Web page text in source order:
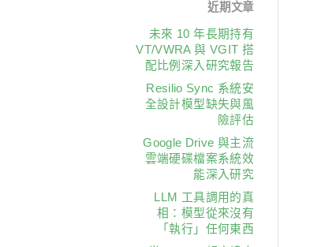
近期文章
未來 10 年長期持有
VT/VWRA 與 VGIT 搭
配比例深入研究報告
Resilio Sync 系統安
全設計模型缺失與風
險評估
Google Drive 與主流
雲端硬碟檔案系統效
能深入研究
LLM 工具調用的真
相：模型從來沒有
「執行」任何東西